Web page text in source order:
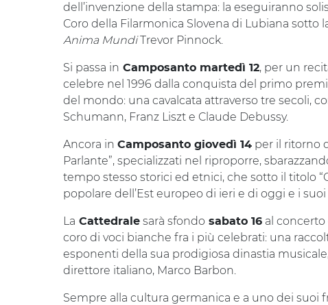
dell’invenzione della stampa: la eseguiranno
Coro della Filarmonica Slovena di Lubiana
Anima MundiTrevor Pinnock.
Si passa in Camposanto martedì 12, per un
celebre nel 1996 dalla conquista del primo
del mondo: una cavalcata attraverso tre secoli,
Schumann, Franz Liszt e Claude Debussy.
Ancora in Camposanto giovedì 14 per il ritorno
Parlante”, specializzati nel riproporre,
tempo stesso storici ed etnici, che sotto il titolo
popolare dell’Est europeo di ieri e di oggi e i
La Cattedrale sarà sfondo sabato 16 al concerto
coro di voci bianche fra i più celebrati: una
esponenti della sua prodigiosa dinastia
direttore italiano, Marco Barbon.
Sempre alla cultura germanica e a uno dei